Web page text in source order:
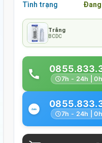
Tình trạng Đang
Trắng
BCDC
7h - 24h |
7h - 24h |